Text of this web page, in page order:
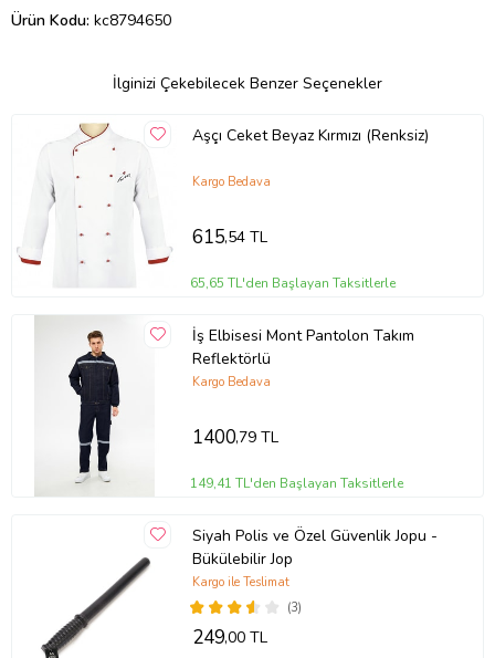
Ürün Kodu: kc8794650
İlginizi Çekebilecek Benzer Seçenekler
Aşçı Ceket Beyaz Kırmızı (Renksiz)
Kargo Bedava
615,54 TL
65,65 TL'den Başlayan Taksitlerle
İş Elbisesi Mont Pantolon Takım
Reflektörlü
Kargo Bedava
1400,79 TL
149,41 TL'den Başlayan Taksitlerle
Siyah Polis ve Özel Güvenlik Jopu -
Bükülebilir Jop
(3)
Kargo ile Teslimat
249,00 TL